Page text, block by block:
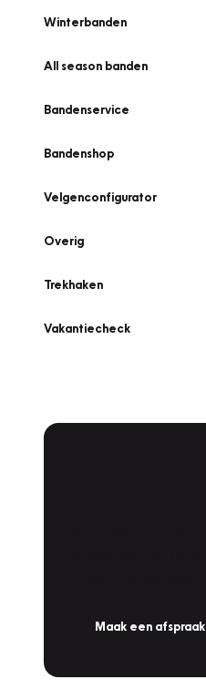
Winterbanden
All season banden
Bandenservice
Bandenshop
Velgenconfigurator
Overig
Trekhaken
Vakantiecheck
Maak een afspraak